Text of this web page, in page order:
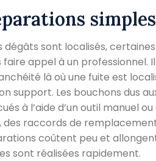
dégâts sont localisés, certaines
faire appel à un professionnel.
là où une fuite est
support. Les bouchons dus
à l’aide d’un outil manuel
des raccords de
coûtent peu et
sont réalisées rapidement.